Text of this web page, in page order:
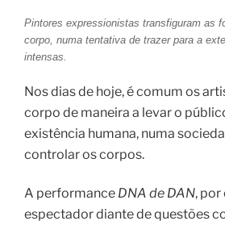
Pintores expressionistas transfiguram as
corpo, numa tentativa de trazer para a
intensas.
Nos dias de hoje, é comum os
corpo de maneira a levar o
existência humana, numa
controlar os corpos.
A performance DNA de DAN,
espectador diante de questões